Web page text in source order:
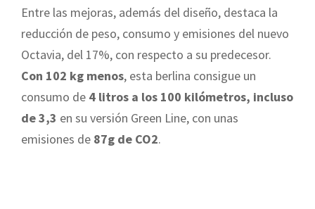
Entre las mejoras, además del diseño, destaca la
reducción de peso, consumo y emisiones del nuevo
Octavia, del 17%, con respecto a su predecesor.
Con 102 kg menos, esta berlina consigue un
consumo de 4 litros a los 100 kilómetros, incluso
de 3,3 en su versión Green Line, con unas
emisiones de 87g de CO2.